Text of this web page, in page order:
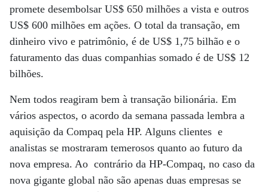
promete desembolsar US$ 650 milhões a vista e outros
US$ 600 milhões em ações. O total da transação, em
dinheiro vivo e patrimônio, é de US$ 1,75 bilhão e o
faturamento das duas companhias somado é de US$ 12
bilhões.
Nem todos reagiram bem à transação bilionária. Em
vários aspectos, o acordo da semana passada lembra a
aquisição da Compaq pela HP. Alguns clientes e
analistas se mostraram temerosos quanto ao futuro da
nova empresa. Ao contrário da HP-Compaq, no caso da
nova gigante global não são apenas duas empresas se